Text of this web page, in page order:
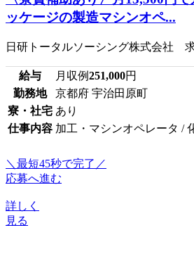
ッケージの製造マシンオペ...
日研トータルソーシング株式会社
給与 月収例251,000円
勤務地
京都府 宇治田原町
寮・社宅 あり
仕事内容 加工・マシンオペレータ /
＼最短45秒で完了／
応募へ進む
詳しく
見る